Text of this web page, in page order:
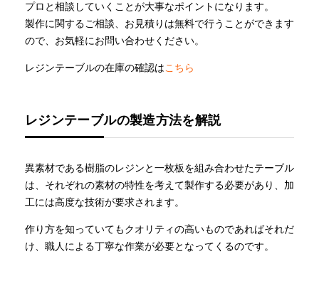
プロと相談していくことが大事なポイントになります。
製作に関するご相談、お見積りは無料で行うことができます
ので、お気軽にお問い合わせください。
レジンテーブルの在庫の確認はこちら
レジンテーブルの製造方法を解説
異素材である樹脂のレジンと一枚板を組み合わせたテーブル
は、それぞれの素材の特性を考えて製作する必要があり、加
工には高度な技術が要求されます。
作り方を知っていてもクオリティの高いものであればそれだ
け、職人による丁寧な作業が必要となってくるのです。